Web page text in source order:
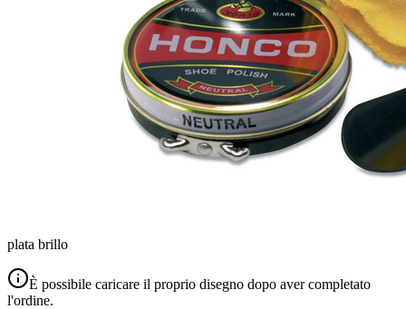
plata brillo
È possibile caricare il proprio disegno dopo aver completato
l'ordine.